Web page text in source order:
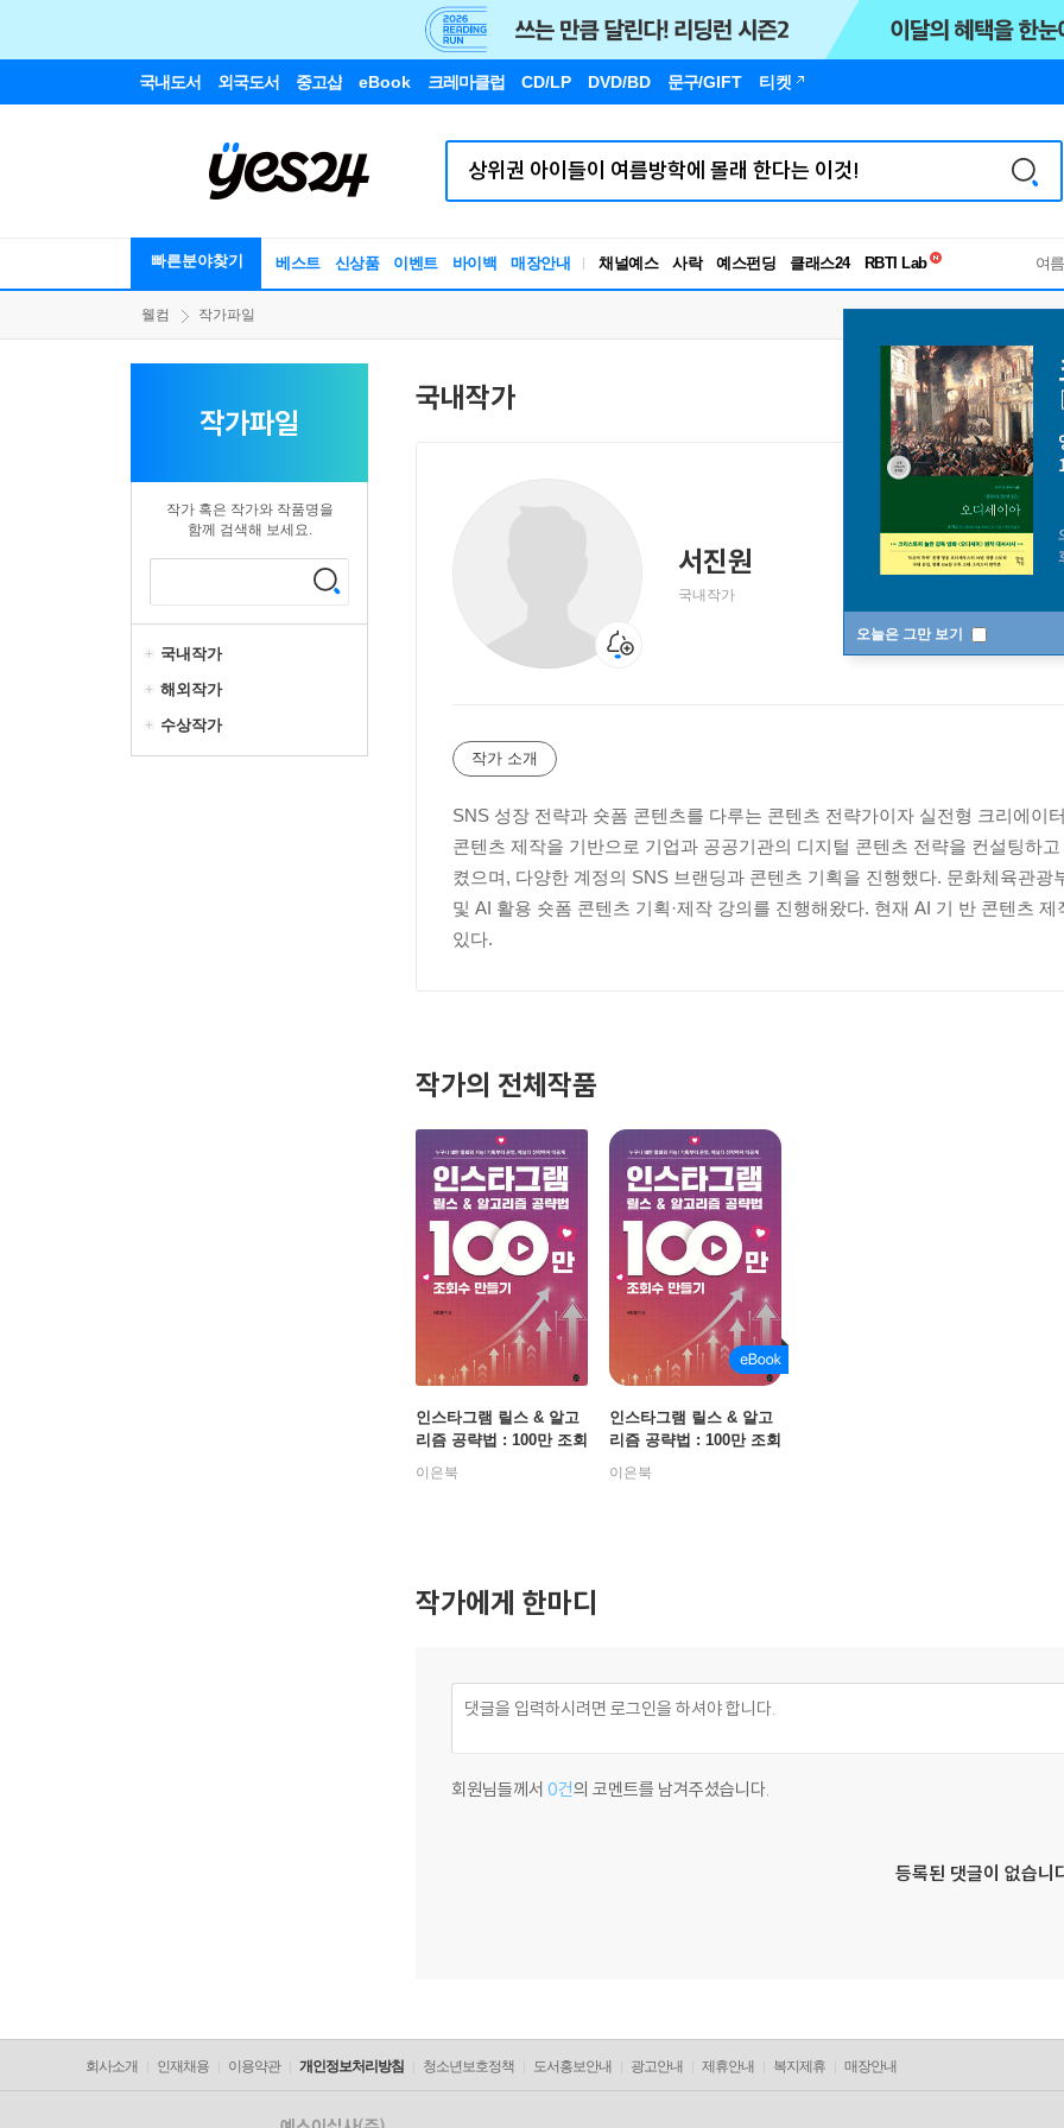
국내도서 외국도서 중고샵 eBook 크레마클럽 CD/LP DVD/BD 문구/GIFT 티켓
빠른분야찾기 베스트 신상품 이벤트 바이백 매장안내 채널예스 사락 예스펀딩 클래스24
RBTI Lab
독서유형검사
여
오늘은 그만 보기
웰컴 작가파일
작가파일
작가 혹은 작가와 작품명을
함께 검색해 보세요.
국내작가
해외작가
수상작가
국내작가
서진원
국내작가
작가 소개
SNS 성장 전략과 숏폼 콘텐츠를 다루는 콘텐츠 전략가이자 실전형 크리에이
콘텐츠 제작을 기반으로 기업과 공공기관의 디지털 콘텐츠 전략을 컨설팅하
켰으며, 다양한 계정의 SNS 브랜딩과 콘텐츠 기획을 진행했다. 문화체육관
및 AI 활용 숏폼 콘텐츠 기획·제작 강의를 진행해왔다. 현재 AI 기 반 콘텐츠
있다.
작가의 전체작품
인스타그램 릴스 & 알고
리즘 공략법 : 100만 조회
이은북
인스타그램 릴스 & 알고
리즘 공략법 : 100만 조회
이은북
작가에게 한마디
회원님들께서 0건의 코멘트를 남겨주셨습니다.
등록된 댓글이 없습니
회사소개 인재채용 이용약관 개인정보처리방침 청소년보호정책 도서홍보안내 광고안내 제휴안내 복지제휴 매장안내